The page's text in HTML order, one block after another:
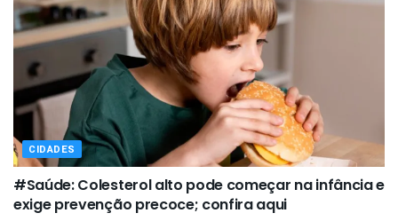
CIDADES
#Saúde: Colesterol alto pode começar na infância e
exige prevenção precoce; confira aqui